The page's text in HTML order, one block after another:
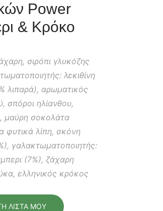
Power
& Κρόκο
σιρόπι γλυκόζης
λεκιθίνη
λιπαρά), αρωματικός
σπόροι ηλίανθου,
μαύρη σοκολάτα
λίπη, σκόνη
γαλακτωματοποιητής:
(7%), ζάχαρη
ελληνικός κρόκος
ΛΊΣΤΑ ΜΟΥ